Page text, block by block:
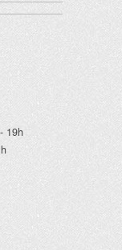
19h